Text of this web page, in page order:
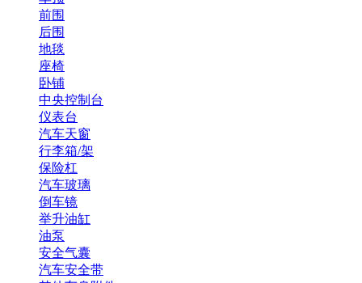
前围
后围
地毯
座椅
卧铺
中央控制台
仪表台
汽车天窗
行李箱/架
保险杠
汽车玻璃
倒车镜
举升油缸
油泵
安全气囊
汽车安全带